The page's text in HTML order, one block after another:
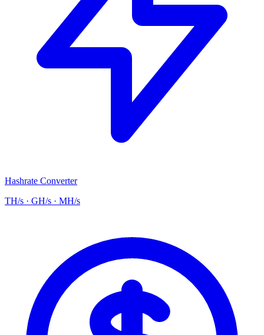
Hashrate Converter
TH/s · GH/s · MH/s